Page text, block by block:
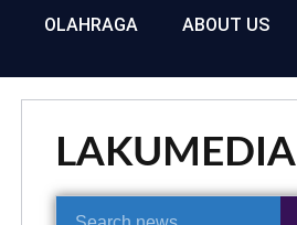
OLAHRAGA ABOUT US
LAKUMEDIA